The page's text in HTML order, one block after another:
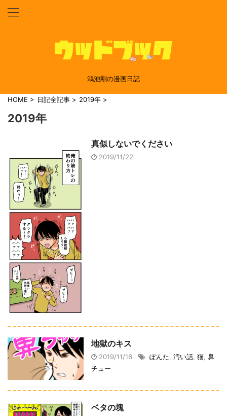
鴻池剛の漫画日記
HOME > 日記全記事 > 2019年 >
2019年
真似しないでください
2019/11/22
地獄のキス
2019/11/16 ぽんた 汚い話 猫 鼻
チュー
ベタの塊